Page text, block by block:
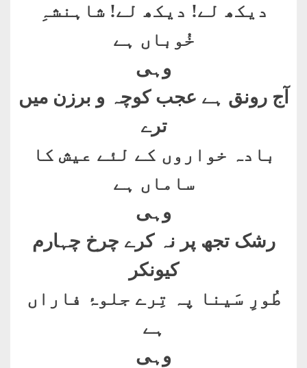
دیکھ لے! دیکھ لے! شاہنشہِ
خُوباں ہے
وہی
آج رونق ہے عجب کوچہ و برزن میں
ترے
بادہ خواروں کے لئے عیش کا
ساماں ہے
وہی
رشک تجھ پر نہ کرے چرخ چہارم
کیونکر
طُورِ سَینا پہ تِرے جلوۂ فاراں
ہے
وہی